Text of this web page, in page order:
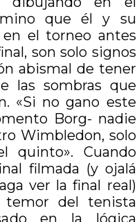
que él y su
el torneo antes
son solo signos
abismal de tener
las sombras que
«Si no gano este
Borg- nadie
Wimbledon, solo
quinto». Cuando
filmada (y ojalá
ver la final real)
temor del tenista
en la lógica